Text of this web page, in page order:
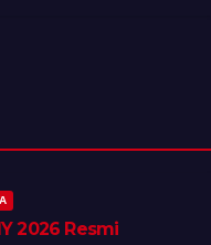
2026 Resmi